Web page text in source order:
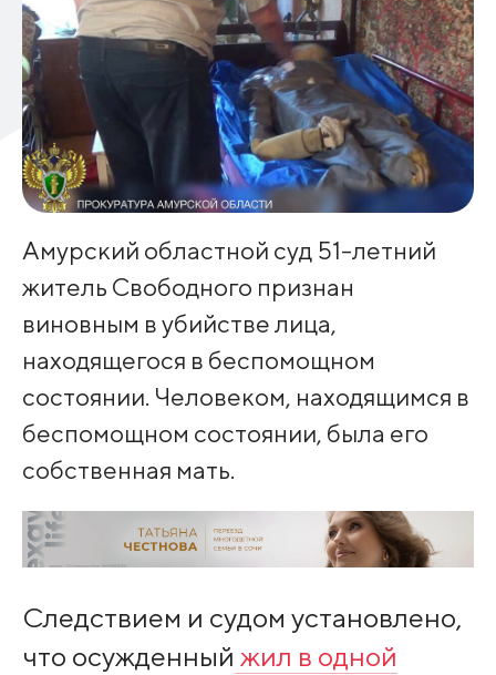
Амурский областной суд 51-летний
житель Свободного признан
виновным в убийстве лица,
находящегося в беспомощном
состоянии. Человеком, находящимся в
беспомощном состоянии, была его
собственная мать.
Следствием и судом установлено,
что осужденный жил в одной